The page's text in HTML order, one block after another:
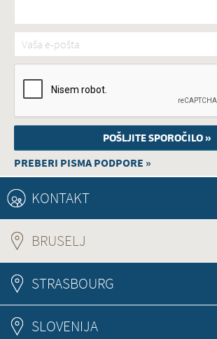
Vaša e-pošta*
PREBERI PISMA PODPORE »
KONTAKT
BRUSELJ
STRASBOURG
SLOVENIJA